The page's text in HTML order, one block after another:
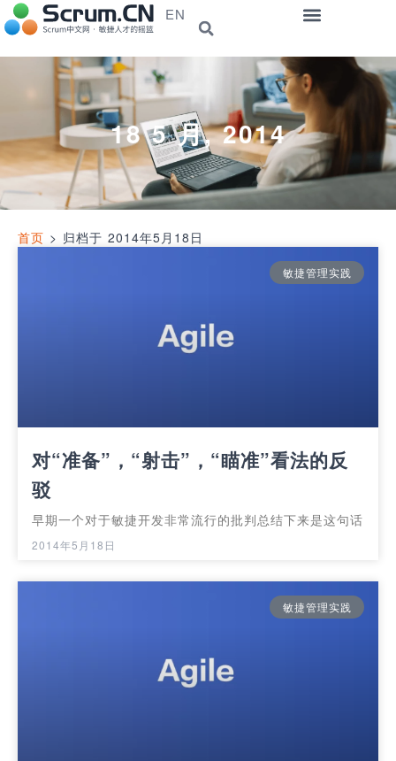
EN
18 5 月, 2014
首页 > 归档于 2014年5月18日
敏捷管理实践
对“准备”，“射击”，“瞄准”看法的反
驳
早期一个对于敏捷开发非常流行的批判总结下来是这句话
2014年5月18日
敏捷管理实践